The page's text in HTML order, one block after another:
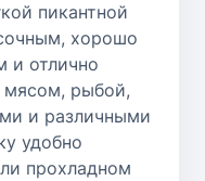
пикантной
хорошо
и отлично
мясом, рыбой,
и различными
удобно
прохладном